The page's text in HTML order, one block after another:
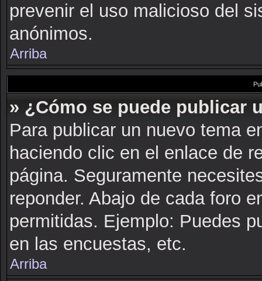
prevenir el uso malicioso del
anónimos.
Arriba
» ¿Cómo se puede publicar
Para publicar un nuevo tema
haciendo clic en el enlace de
página. Seguramente
reponder. Abajo de cada foro
permitidas. Ejemplo: Puedes
en las encuestas, etc.
Arriba